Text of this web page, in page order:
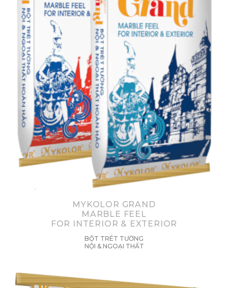
MYKOLOR GRAND
MARBLE FEEL
FOR INTERIOR & EXTERIOR
BỘT TRÉT TƯỜNG
NỘI & NGOẠI THẤT